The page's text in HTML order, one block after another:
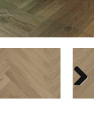
Next
Next